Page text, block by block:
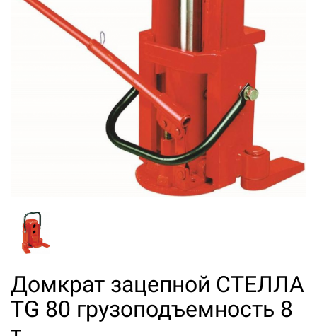
Домкрат зацепной СТЕЛЛА
TG 80 грузоподъемность 8